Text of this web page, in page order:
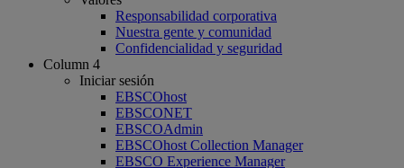
Responsabilidad corporativa
Nuestra gente y comunidad
Confidencialidad y seguridad
Column 4
Iniciar sesión
EBSCOhost
EBSCONET
EBSCOAdmin
EBSCOhost Collection Manager
EBSCO Experience Manager